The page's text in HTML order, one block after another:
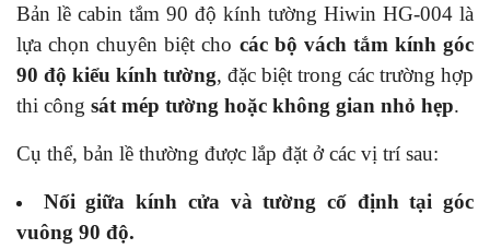
Bản lề cabin tắm 90 độ kính tường Hiwin HG-004 là
lựa chọn chuyên biệt cho các bộ vách tắm kính góc
90 độ kiểu kính tường, đặc biệt trong các trường hợp
thi công sát mép tường hoặc không gian nhỏ hẹp.
Cụ thể, bản lề thường được lắp đặt ở các vị trí sau:
Nối giữa kính cửa và tường cố định tại góc
vuông 90 độ.